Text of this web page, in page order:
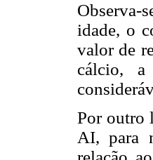
Observa-
idade, o
valor de
cálcio, a
Por outro
AI, para